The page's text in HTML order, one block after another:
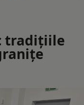
tradițiile